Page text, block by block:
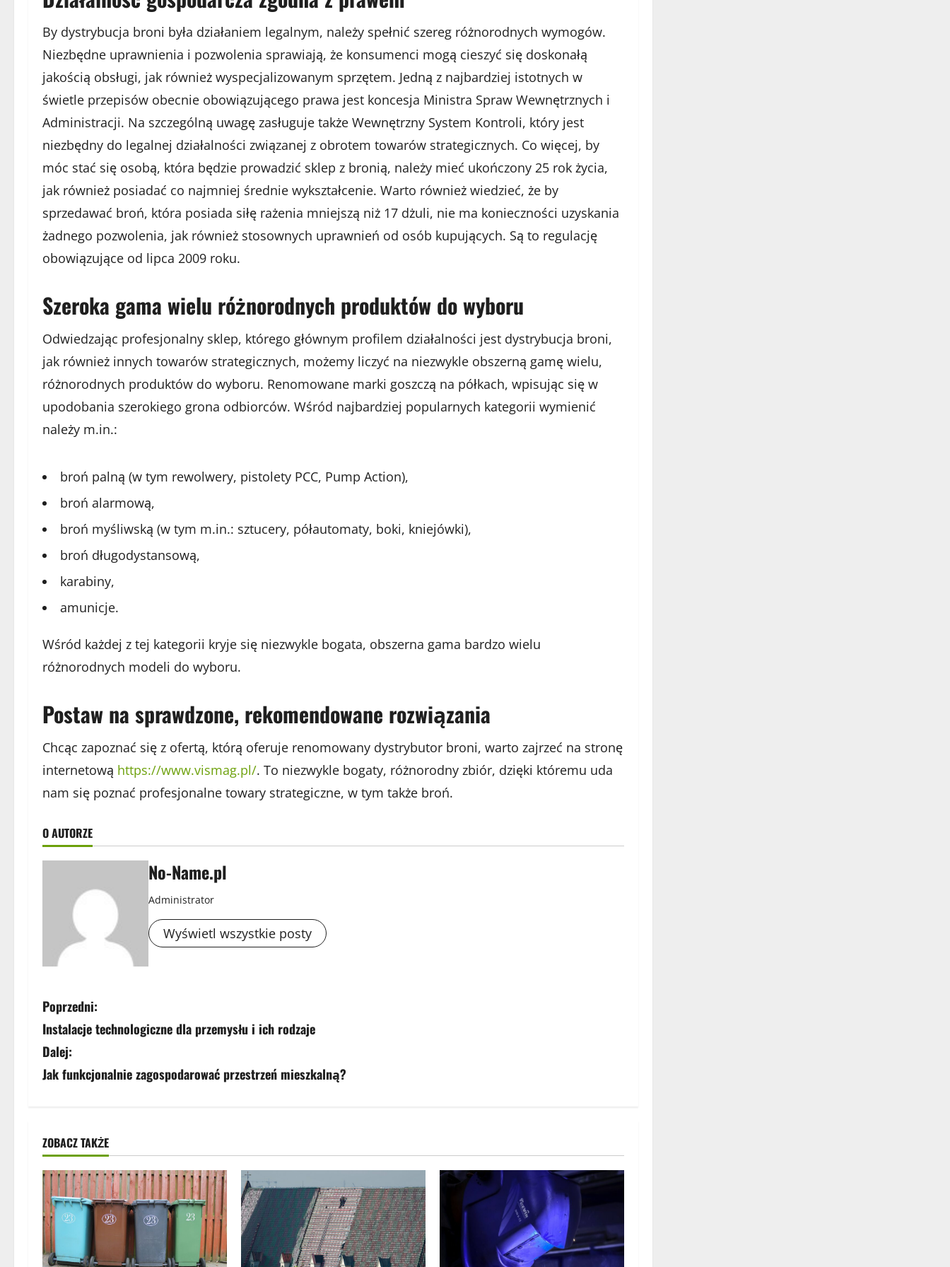
By dystrybucja broni była działaniem legalnym, należy spełnić szereg różnorodnych wymogów.
Niezbędne uprawnienia i pozwolenia sprawiają, że konsumenci mogą cieszyć się doskonałą
jakością obsługi, jak również wyspecjalizowanym sprzętem. Jedną z najbardziej istotnych w
świetle przepisów obecnie obowiązującego prawa jest koncesja Ministra Spraw Wewnętrznych i
Administracji. Na szczególną uwagę zasługuje także Wewnętrzny System Kontroli, który jest
niezbędny do legalnej działalności związanej z obrotem towarów strategicznych. Co więcej, by
móc stać się osobą, która będzie prowadzić sklep z bronią, należy mieć ukończony 25 rok życia,
jak również posiadać co najmniej średnie wykształcenie. Warto również wiedzieć, że by
sprzedawać broń, która posiada siłę rażenia mniejszą niż 17 dżuli, nie ma konieczności uzyskania
żadnego pozwolenia, jak również stosownych uprawnień od osób kupujących. Są to regulację
obowiązujące od lipca 2009 roku.
Szeroka gama wielu różnorodnych produktów do wyboru
Odwiedzając profesjonalny sklep, którego głównym profilem działalności jest dystrybucja broni,
jak również innych towarów strategicznych, możemy liczyć na niezwykle obszerną gamę wielu,
różnorodnych produktów do wyboru. Renomowane marki goszczą na półkach, wpisując się w
upodobania szerokiego grona odbiorców. Wśród najbardziej popularnych kategorii wymienić
należy m.in.:
broń palną (w tym rewolwery, pistolety PCC, Pump Action),
broń alarmową,
broń myśliwską (w tym m.in.: sztucery, półautomaty, boki, kniejówki),
broń długodystansową,
karabiny,
amunicje.
Wśród każdej z tej kategorii kryje się niezwykle bogata, obszerna gama bardzo wielu
różnorodnych modeli do wyboru.
Postaw na sprawdzone, rekomendowane rozwiązania
Chcąc zapoznać się z ofertą, którą oferuje renomowany dystrybutor broni, warto zajrzeć na stronę
internetową https://www.vismag.pl/. To niezwykle bogaty, różnorodny zbiór, dzięki któremu uda
nam się poznać profesjonalne towary strategiczne, w tym także broń.
O AUTORZE
No-Name.pl
Administrator
Wyświetl wszystkie posty
Z
o
b
z
w
p
i
Poprzedni:
Instalacje technologiczne dla przemysłu i ich rodzaje
Dalej:
Jak funkcjonalnie zagospodarować przestrzeń mieszkalną?
ZOBACZ TAKŻE